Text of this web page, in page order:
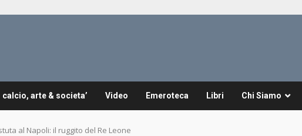
calcio, arte & societa’ Video Emeroteca Libri Chi Siamo
al Napoli: il ruggito del Re Leone